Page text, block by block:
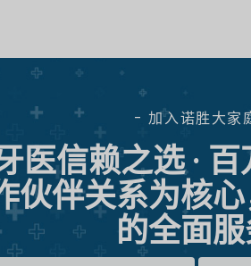
- 加入诺胜大家
医信赖之选 ·
伙伴关系为核
的全面